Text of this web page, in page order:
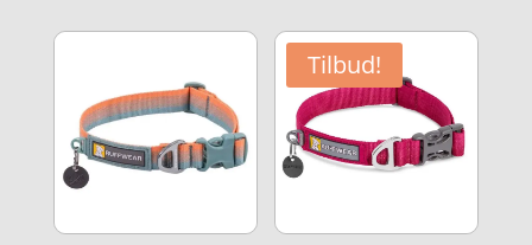
kr. 199,00.
pris
kr. 119,00.
kr.
pris
er:
kr.
Tilbud!